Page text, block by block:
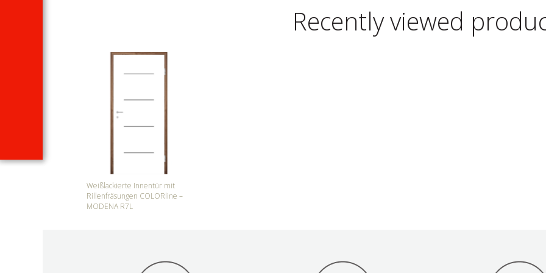
Recently viewed
Weißlackierte Innentür mit
Rillenfräsungen COLORline –
MODENA R7L